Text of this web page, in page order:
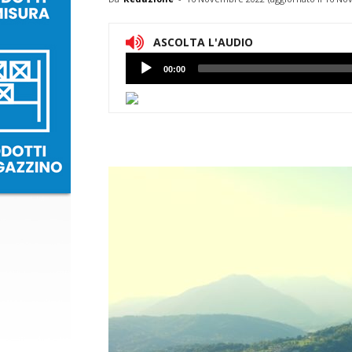
ASCOLTA L'AUDIO
Lettore
Audio
00:00